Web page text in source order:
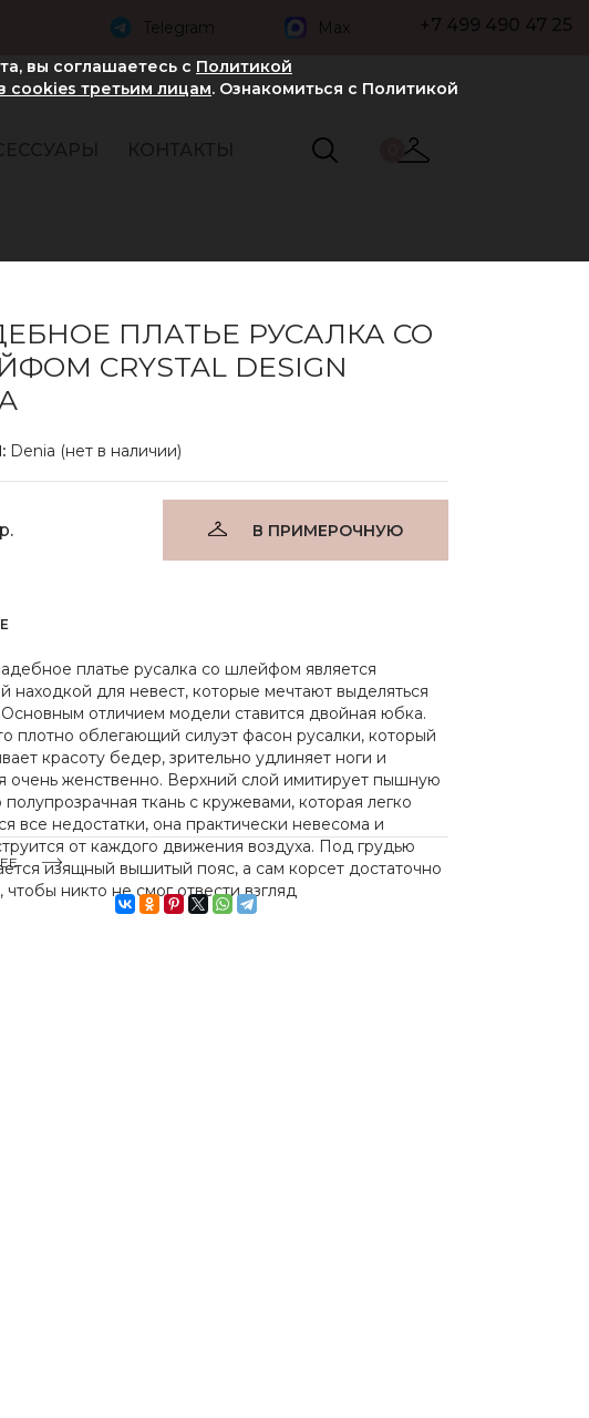
Telegram Max +7 499 490 47 25
КОНТАКТЫ
ПЛАТЬЕ РУСАЛКА СО
CRYSTAL DESIGN
Denia (нет в наличии)
В ПРИМЕРОЧНУЮ
платье русалка со шлейфом является
находкой для невест, которые мечтают выделяться
Основным отличием модели ставится двойная юбка.
плотно облегающий силуэт фасон русалки, который
красоту бедер, зрительно удлиняет ноги и
очень женственно. Верхний слой имитирует пышную
ткань с кружевами, которая легко
все недостатки, она практически невесома и
от каждого движения воздуха. Под грудью
изящный вышитый пояс, а сам корсет достаточно
чтобы никто не смог отвести взгляд
вы соглашаетесь с Политикой
cookies третьим лицам. Ознакомиться с Политикой